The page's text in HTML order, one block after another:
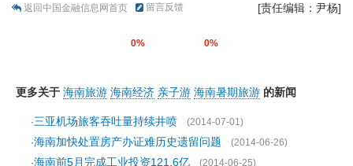
返回中国金融信息网首页 留言反馈 [责任编辑：尹杨]
0% 0%
更多关于 海南旅游 海南经济 亲子游 海南暑期旅游 的新闻
·三亚机场旅客吞吐量持续井喷
(2014-07-01)
·海南加快处置房产办证难历史遗留问题
(2014-06-26)
·海南前5月完成工业投资121.6亿 (2014-06-25)